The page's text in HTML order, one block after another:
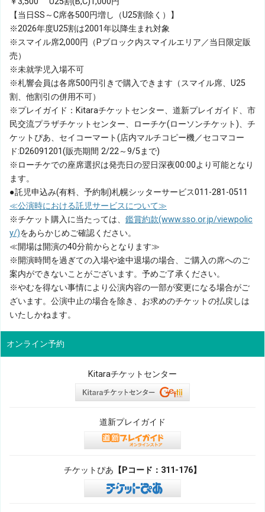
2021年には楽団創立60周年記念演奏会を成功させた。2022
年札響との初CD「The Waltz」をリリースし大好評を得た。
【当日SS～C席各500円増し（U25割除く）】
※2026年度U25割は2001年以降生まれ対象
※スマイル席2,000円（Pブロック内スマイルエリア／当日限定販
売）
※未就学児入場不可
※札響会員は各席500円引きで購入できます（スマイル席、U25
割、他割引の併用不可）
※プレイガイド：Kitaraチケットセンター、道新プレイガイド、市
民交流プラザチケットセンター、ローチケ(ローソンチケット)、チ
ケットぴあ、セイコーマート(店内マルチコピー機／セコマコー
ド:D26091201(販売期間 2/22～9/5まで)
※ローチケでの座席選択は発売日の翌日深夜00:00より可能となり
ます。
●託児申込み(有料、予約制)札幌シッターサービス011-281-0511
≪公演時における託児サービスについて≫
※チケット購入に当たっては、 鑑賞約款(www.sso.or.jp/viewpolic
y/)をあらかじめご確認ください。
≪開場は開演の40分前からとなります≫
※開演時間を過ぎての入場や途中退場の場合、ご購入の席へのご
案内ができないことがございます。予めご了承ください。
※やむを得ない事情により公演内容の一部が変更になる場合がご
ざいます。公演中止の場合を除き、お求めのチケットの払戻しは
いたしかねます。
オンライン予約
Kitaraチケットセンター
道新プレイガイド
チケットぴあ 【Pコード：311-176】